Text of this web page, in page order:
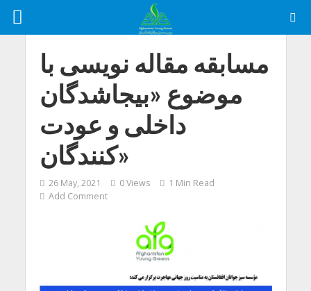
مسابقه مقاله نویسی با
موضوع «بیجاشدگان
داخلی و عودت
کنندگان»
26 May, 2021 0 Views
1 Min Read
Add Comment